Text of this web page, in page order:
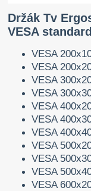
Držák Tv
VESA
VESA
VESA
VESA
VESA
VESA
VESA
VESA
VESA
VESA
VESA
VESA